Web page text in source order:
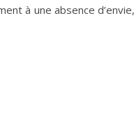
à une absence